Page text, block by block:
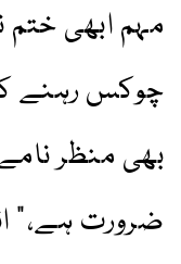
مہم ابھی
چوکس رہنے
بھی منظر
ضرورت ہے،”